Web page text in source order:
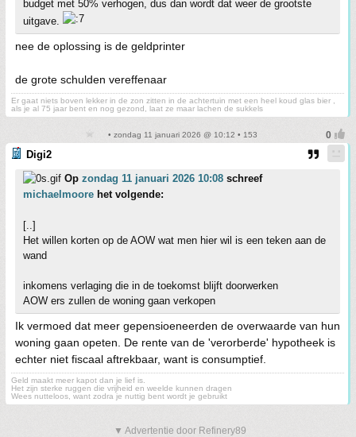
budget met 50% verhogen, dus dan wordt dat weer de grootste
uitgave.
nee de oplossing is de geldprinter
de grote schulden vereffenaar
Er gaat niets boven lekker in de zon zitten in de achtertuin met een heel koud glas bier ,
als je al 75 jaar bent en nog gezond, laat ze maar lachen de sukkels
• zondag 11 januari 2026 @ 10:12 • 153
Digi2
Op zondag 11 januari 2026 10:08 schreef
michaelmoore het volgende:
[..]
Het willen korten op de AOW wat men hier wil is een teken aan de
wand
inkomens verlaging die in de toekomst blijft doorwerken
AOW ers zullen de woning gaan verkopen
Ik vermoed dat meer gepensioeneerden de overwaarde van hun
woning gaan opeten. De rente van de 'verorberde' hypotheek is
echter niet fiscaal aftrekbaar, want is consumptief.
Geld maakt meer kapot dan je lief is.
Het zijn sterke ruggen die vrijheid en weelde kunnen dragen
Wees nutteloos, want zodra je nuttig bent wordt je gebruikt
▼ Advertentie door Refinery89